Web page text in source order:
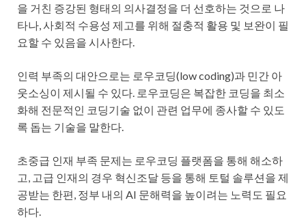
을 거친 증강된 형태의 의사결정을 더 선호하는 것으로 나
타나, 사회적 수용성 제고를 위해 절충적 활용 및 보완이 필
요할 수 있음을 시사한다.
인력 부족의 대안으로는 로우코딩(low coding)과 민간 아
웃소싱이 제시될 수 있다. 로우코딩은 복잡한 코딩을 최소
화해 전문적인 코딩기술 없이 관련 업무에 종사할 수 있도
록 돕는 기술을 말한다.
초중급 인재 부족 문제는 로우코딩 플랫폼을 통해 해소하
고, 고급 인재의 경우 혁신조달 등을 통해 토털 솔루션을 제
공받는 한편, 정부 내의 AI 문해력을 높이려는 노력도 필요
하다.